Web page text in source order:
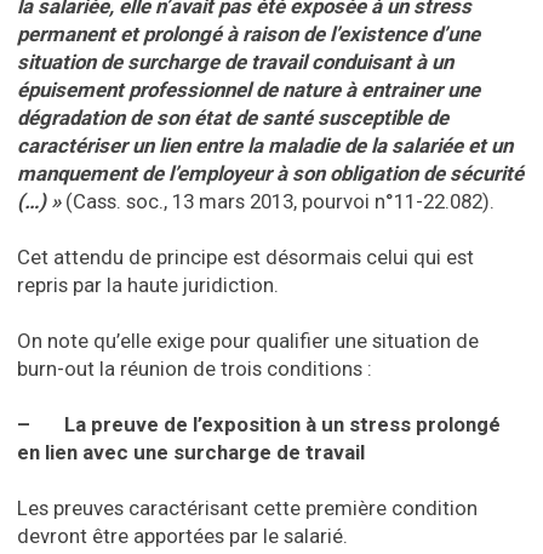
la salariée, elle n’avait pas été exposée à un stress
permanent et prolongé à raison de l’existence d’une
situation de surcharge de travail conduisant à un
épuisement professionnel de nature à entrainer une
dégradation de son état de santé susceptible de
caractériser un lien entre la maladie de la salariée et un
manquement de l’employeur à son obligation de sécurité
(…) »(Cass. soc., 13 mars 2013, pourvoi n°11-22.082).
Cet attendu de principe est désormais celui qui est
repris par la haute juridiction.
On note qu’elle exige pour qualifier une situation de
burn-out la réunion de trois conditions :
– La preuve de l’exposition à un stress prolongé
en lien avec une surcharge de travail
Les preuves caractérisant cette première condition
devront être apportées par le salarié.